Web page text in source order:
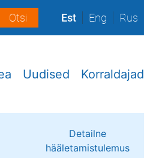
Est Eng Rus
Uudised Korraldajad
Detailne
hääletamistulemus